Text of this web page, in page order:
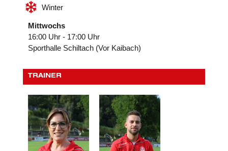
 Winter
Mittwochs
16:00 Uhr - 17:00 Uhr
Sporthalle Schiltach (Vor Kaibach)
TRAINER